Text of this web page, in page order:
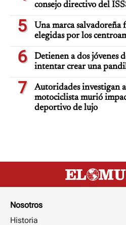
consejo directivo del
5
Una marca salvadoreña
elegidas por los
6
Detienen a dos jóvenes
intentar crear una
7
Autoridades investigan
motociclista murió
deportivo de lujo
Nosotros
Historia